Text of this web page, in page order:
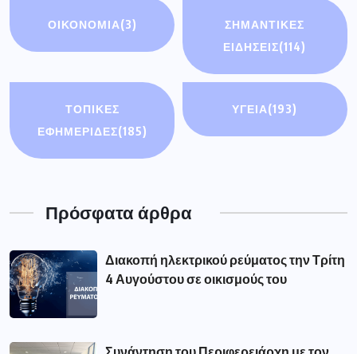
ΟΙΚΟΝΟΜΊΑ(3)
ΣΗΜΑΝΤΙΚΈΣ
ΕΙΔΉΣΕΙΣ(114)
ΤΟΠΙΚΕΣ
ΕΦΗΜΕΡΙΔΕΣ(185)
ΥΓΕΙΑ(193)
Πρόσφατα άρθρα
Διακοπή ηλεκτρικού ρεύματος την Τρίτη
4 Αυγούστου σε οικισμούς του